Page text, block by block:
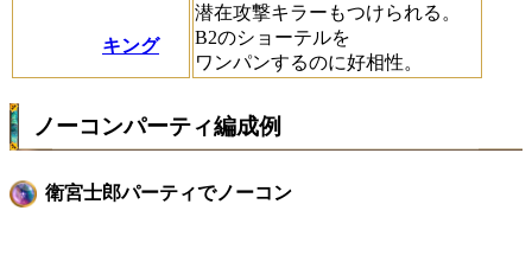
キング
潜在攻撃キラーもつけられる。
B2のショーテルを
ワンパンするのに好相性。
ノーコンパーティ編成例
衛宮士郎パーティでノーコン